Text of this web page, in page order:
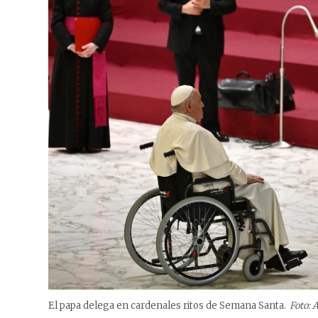
El papa delega en cardenales ritos de Semana Santa. Foto: